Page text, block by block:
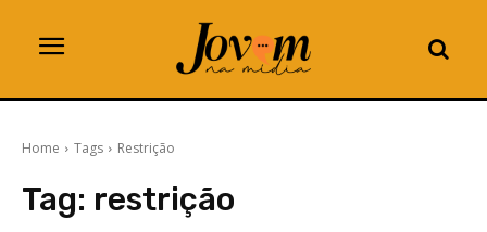
Home Tags Restrição
Tag: restrição